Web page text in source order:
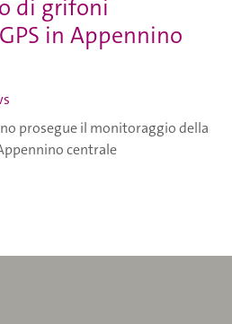
di grifoni
in Appennino
prosegue il monitoraggio della
centrale